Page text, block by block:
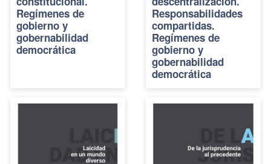
Regímenes de
gobierno y
gobernabilidad
democrática
Responsabilidades
compartidas.
Regímenes de
gobierno y
gobernabilidad
democrática